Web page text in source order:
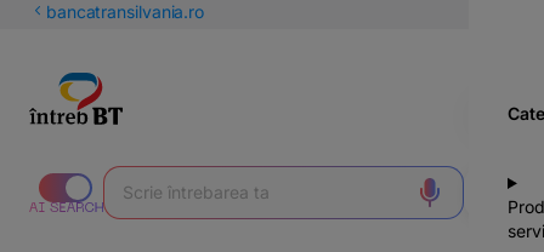
latineștibancatransilvania.ro